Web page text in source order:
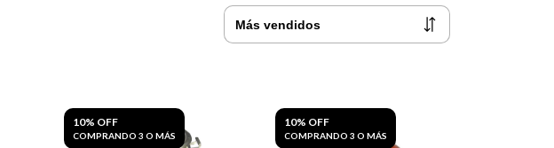
10% OFF
COMPRANDO 3 O MÁS
10% OFF
COMPRANDO 3 O MÁS